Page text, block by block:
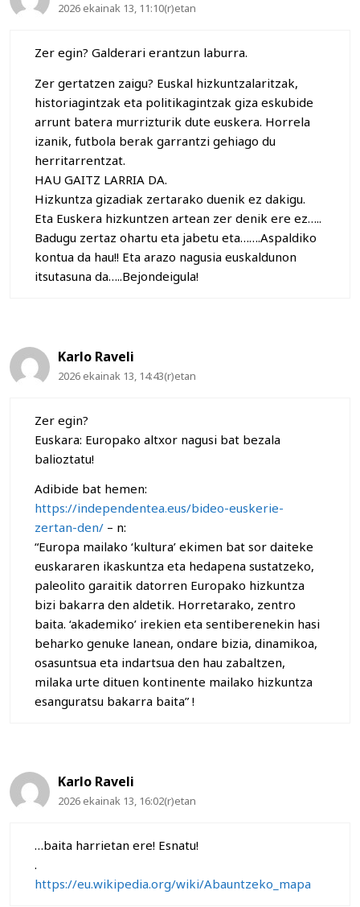
2026 ekainak 13, 11:10(r)etan
Zer egin? Galderari erantzun laburra.
Zer gertatzen zaigu? Euskal hizkuntzalaritzak,
historiagintzak eta politikagintzak giza eskubide
arrunt batera murrizturik dute euskera. Horrela
izanik, futbola berak garrantzi gehiago du
herritarrentzat.
HAU GAITZ LARRIA DA.
Hizkuntza gizadiak zertarako duenik ez dakigu.
Eta Euskera hizkuntzen artean zer denik ere ez…..
Badugu zertaz ohartu eta jabetu eta…….Aspaldiko
kontua da hau!! Eta arazo nagusia euskaldunon
itsutasuna da…..Bejondeigula!
Karlo Raveli
2026 ekainak 13, 14:43(r)etan
Zer egin?
Euskara: Europako altxor nagusi bat bezala
balioztatu!
Adibide bat hemen:
https://independentea.eus/bideo-euskerie-
zertan-den/ – n:
“Europa mailako ‘kultura’ ekimen bat sor daiteke
euskararen ikaskuntza eta hedapena sustatzeko,
paleolito garaitik datorren Europako hizkuntza
bizi bakarra den aldetik. Horretarako, zentro
baita. ‘akademiko’ irekien eta sentiberenekin hasi
beharko genuke lanean, ondare bizia, dinamikoa,
osasuntsua eta indartsua den hau zabaltzen,
milaka urte dituen kontinente mailako hizkuntza
esanguratsu bakarra baita” !
Karlo Raveli
2026 ekainak 13, 16:02(r)etan
…baita harrietan ere! Esnatu!
.
https://eu.wikipedia.org/wiki/Abauntzeko_mapa